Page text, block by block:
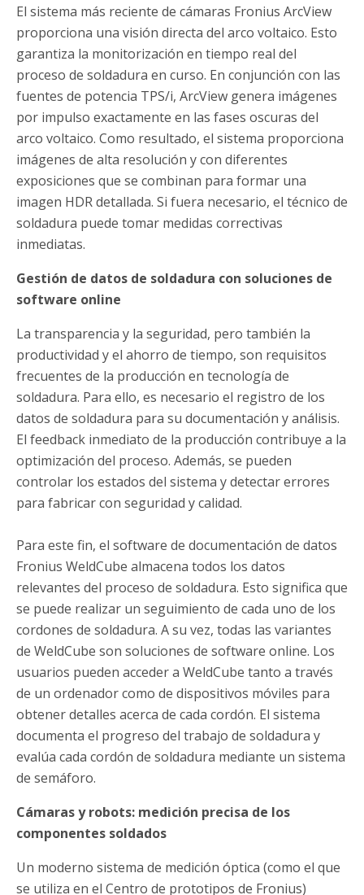
El sistema más reciente de cámaras Fronius ArcView
proporciona una visión directa del arco voltaico. Esto
garantiza la monitorización en tiempo real del
proceso de soldadura en curso. En conjunción con las
fuentes de potencia TPS/i, ArcView genera imágenes
por impulso exactamente en las fases oscuras del
arco voltaico. Como resultado, el sistema proporciona
imágenes de alta resolución y con diferentes
exposiciones que se combinan para formar una
imagen HDR detallada. Si fuera necesario, el técnico de
soldadura puede tomar medidas correctivas
inmediatas.
Gestión de datos de soldadura con soluciones de
software online
La transparencia y la seguridad, pero también la
productividad y el ahorro de tiempo, son requisitos
frecuentes de la producción en tecnología de
soldadura. Para ello, es necesario el registro de los
datos de soldadura para su documentación y análisis.
El feedback inmediato de la producción contribuye a la
optimización del proceso. Además, se pueden
controlar los estados del sistema y detectar errores
para fabricar con seguridad y calidad.
Para este fin, el software de documentación de datos
Fronius WeldCube almacena todos los datos
relevantes del proceso de soldadura. Esto significa que
se puede realizar un seguimiento de cada uno de los
cordones de soldadura. A su vez, todas las variantes
de WeldCube son soluciones de software online. Los
usuarios pueden acceder a WeldCube tanto a través
de un ordenador como de dispositivos móviles para
obtener detalles acerca de cada cordón. El sistema
documenta el progreso del trabajo de soldadura y
evalúa cada cordón de soldadura mediante un sistema
de semáforo.
Cámaras y robots: medición precisa de los
componentes soldados
Un moderno sistema de medición óptica (como el que
se utiliza en el Centro de prototipos de Fronius)